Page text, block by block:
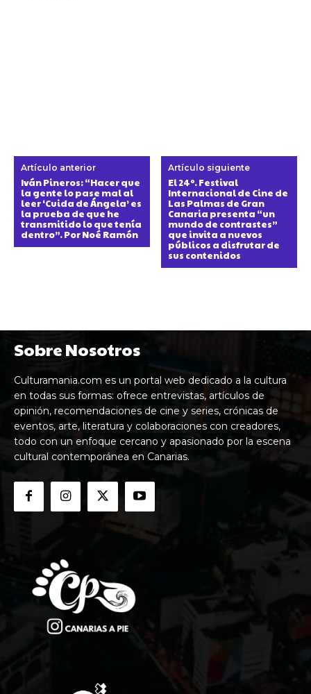
Artículo anterior
Iván Pineros: “Hacer que
la gente lo pase mal al
leer ‘Cuida de Ángela’ es
la prueba de que he
transmitido lo que tenía
dentro”. Por Noé Ramón
Artículo siguiente
El 24º. Festival
Internacional de Cine de
Las Palmas de Gran
Canaria presenta “un
mundo de contrastes”
que invita a nuevos
públicos a disfrutar de
sus contenidos
Sobre Nosotros
Culturamania.com es un portal web dedicado a la cultura
en todas sus formas: ofrece entrevistas, artículos de
opinión, recomendaciones de cine y series, crónicas de
eventos, arte, literatura y colaboraciones con creadores,
todo con un enfoque cercano y apasionado por la escena
cultural contemporánea en Canarias.